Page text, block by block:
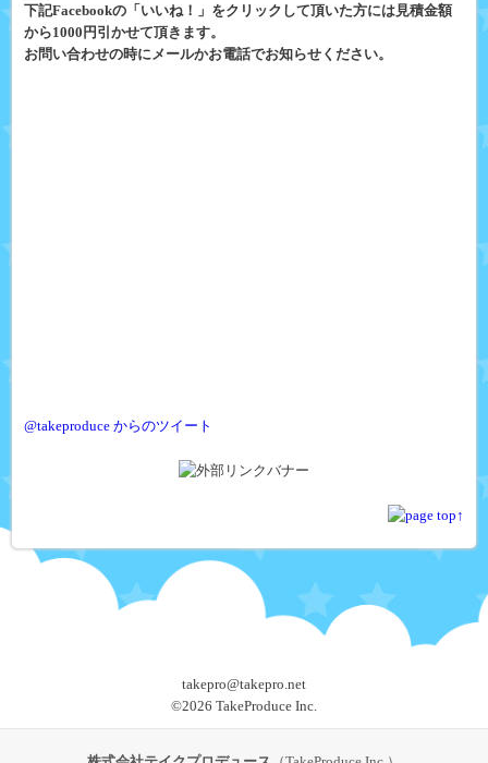
下記Facebookの「いいね！」をクリックして頂いた方には見積金額
から1000円引かせて頂きます。
お問い合わせの時にメールかお電話でお知らせください。
@takeproduce からのツイート
takepro@takepro.net
©2026 TakeProduce Inc.